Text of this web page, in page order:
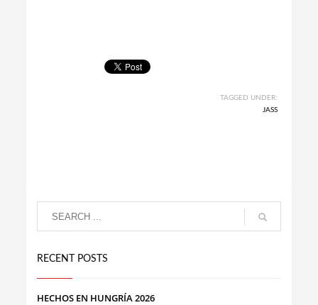
TAGGED UNDER:
JASS
RECENT POSTS
HECHOS EN HUNGRÍA 2026